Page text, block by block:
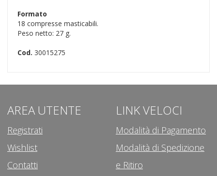
Formato
18 compresse masticabili.
Peso netto: 27 g.
Cod. 30015275
AREA UTENTE
Registrati
Wishlist
Contatti
LINK VELOCI
Modalità di Pagamento
Modalità di Spedizione
e Ritiro